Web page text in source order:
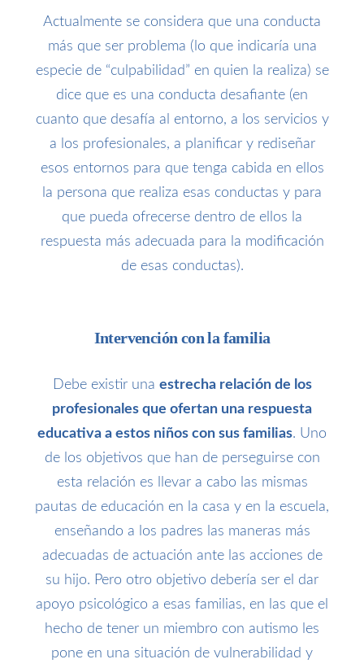
Actualmente se considera que una conducta
más que ser problema (lo que indicaría una
especie de “culpabilidad” en quien la realiza) se
dice que es una conducta desafiante (en
cuanto que desafía al entorno, a los servicios y
a los profesionales, a planificar y rediseñar
esos entornos para que tenga cabida en ellos
la persona que realiza esas conductas y para
que pueda ofrecerse dentro de ellos la
respuesta más adecuada para la modificación
de esas conductas).
Intervención con la familia
Debe existir una estrecha relación de los
profesionales que ofertan una respuesta
educativa a estos niños con sus familias. Uno
de los objetivos que han de perseguirse con
esta relación es llevar a cabo las mismas
pautas de educación en la casa y en la escuela,
enseñando a los padres las maneras más
adecuadas de actuación ante las acciones de
su hijo. Pero otro objetivo debería ser el dar
apoyo psicológico a esas familias, en las que el
hecho de tener un miembro con autismo les
pone en una situación de vulnerabilidad y